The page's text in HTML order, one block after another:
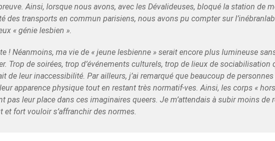
Ainsi, lorsque nous avons, avec les Dévalideuses, bloqué la station de
des transports en commun parisiens, nous avons pu compter sur
« génie lesbien ».
! Néanmoins, ma vie de « jeune lesbienne » serait encore plus lumineuse
Trop de soirées, trop d’événements culturels, trop de lieux de sociabilisation
de leur inaccessibilité. Par ailleurs, j’ai remarqué que beaucoup de
apparence physique tout en restant très normatif-ves. Ainsi, les corps «
pas leur place dans ces imaginaires queers. Je m’attendais à subir moins de
fort vouloir s’affranchir des normes.